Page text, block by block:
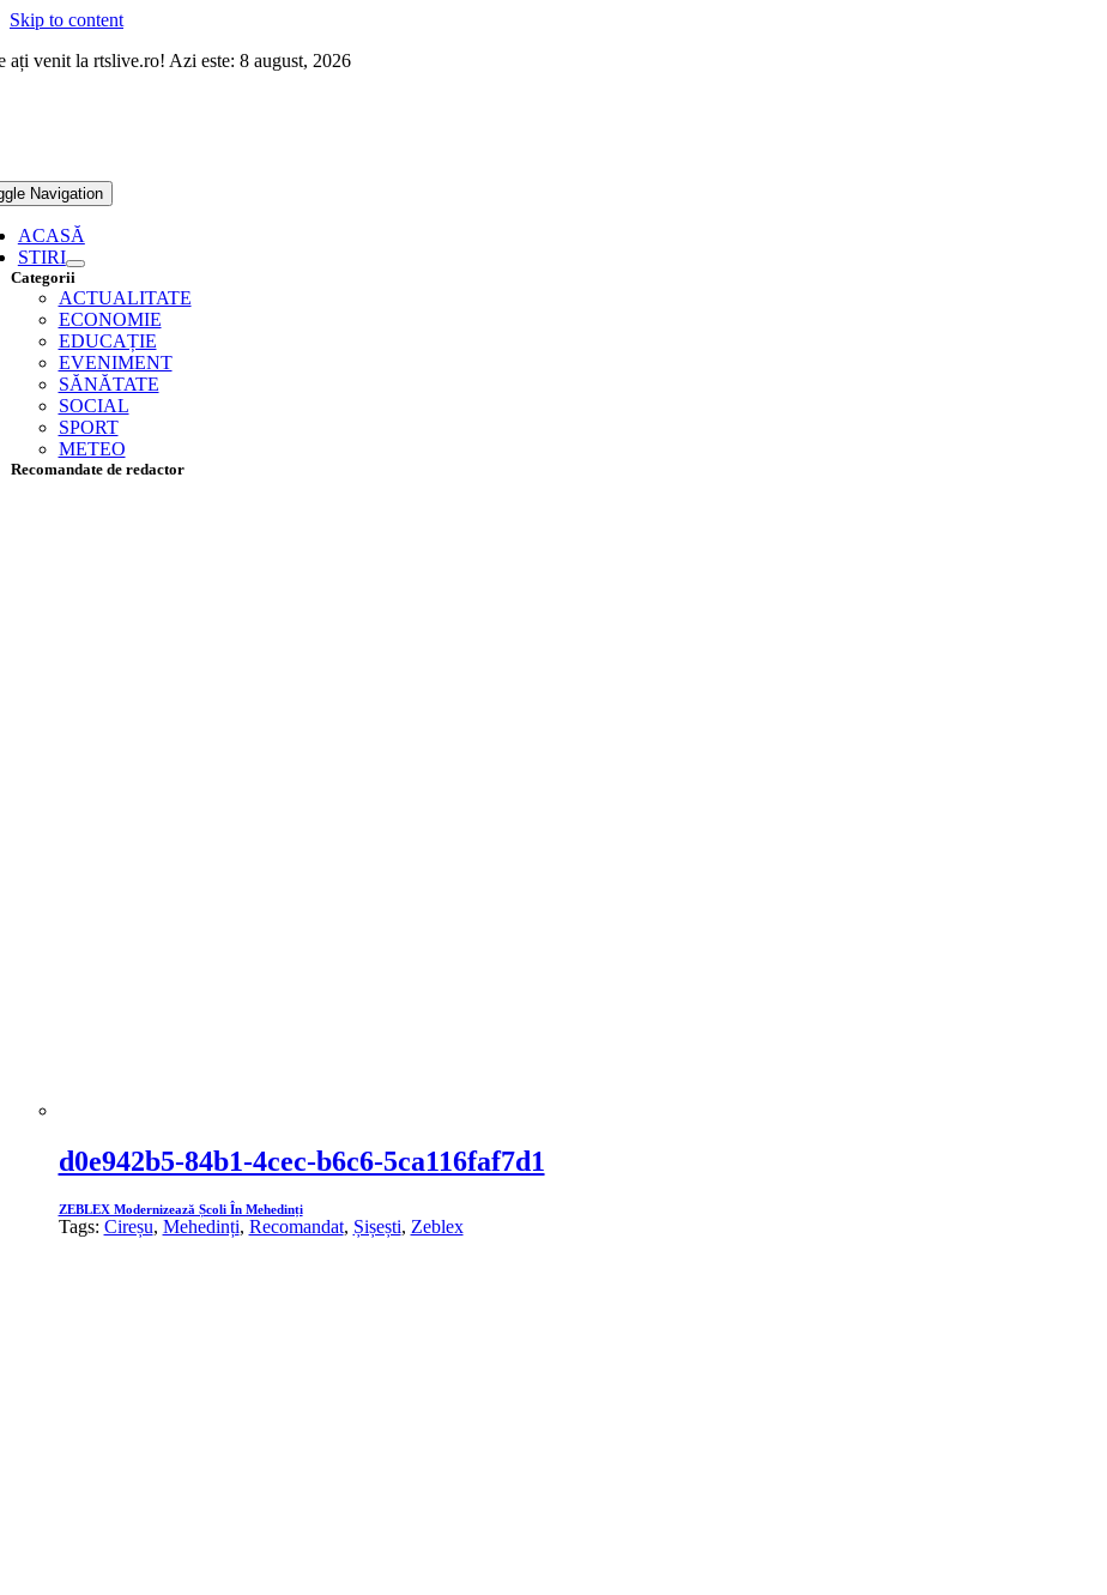
Skip to content
ați venit la rtslive.ro! Azi este: 8 august, 2026
Navigation
ACASĂ
STIRI
Categorii
ACTUALITATE
ECONOMIE
EDUCAȚIE
EVENIMENT
SĂNĂTATE
SOCIAL
SPORT
METEO
Recomandate de redactor
d0e942b5-84b1-4cec-b6c6-5ca116faf7d1
ZEBLEX Modernizează Școli În Mehedinți
Tags: Cireșu, Mehedinți, Recomandat, Șișești, Zeblex